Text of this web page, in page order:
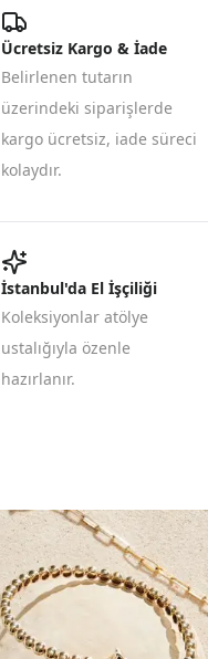
Ücretsiz Kargo & İade
Belirlenen tutarın
üzerindeki siparişlerde
kargo ücretsiz, iade süreci
kolaydır.
İstanbul'da El İşçiliği
Koleksiyonlar atölye
ustalığıyla özenle
hazırlanır.